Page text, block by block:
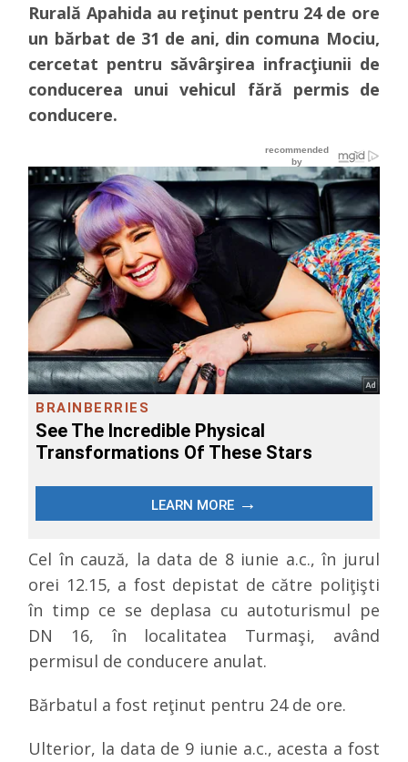
Rurală Apahida au reţinut pentru 24 de ore
un bărbat de 31 de ani, din comuna Mociu,
cercetat pentru săvârşirea infracţiunii de
conducerea unui vehicul fără permis de
conducere.
Cel în cauză, la data de 8 iunie a.c., în jurul
orei 12.15, a fost depistat de către poliţişti
în timp ce se deplasa cu autoturismul pe
DN 16, în localitatea Turmaşi, având
permisul de conducere anulat.
Bărbatul a fost reţinut pentru 24 de ore.
Ulterior, la data de 9 iunie a.c., acesta a fost